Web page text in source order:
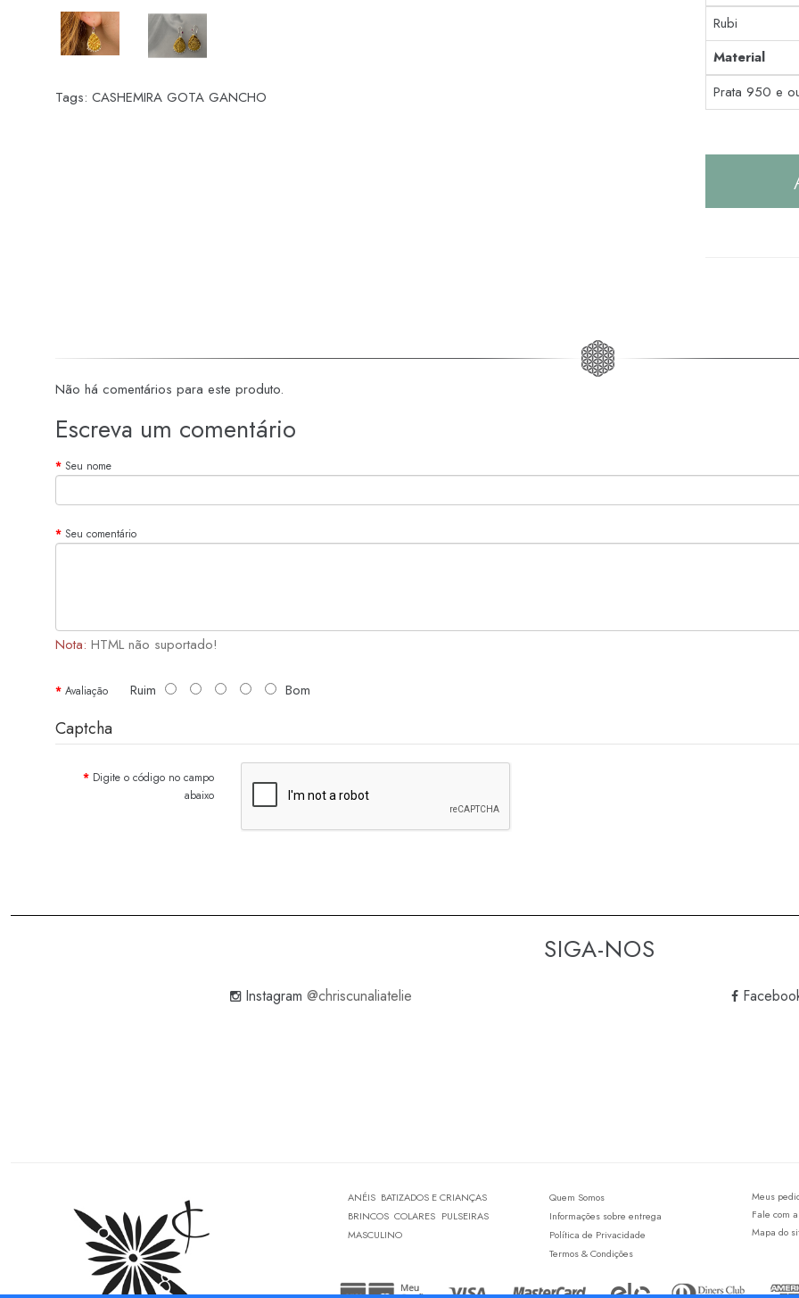
Tags: CASHEMIRA GOTA GANCHO
Rubi
Material
Prata 950 e
Não há comentários para este produto.
Escreva um comentário
Seu nome
Seu comentário
Nota: HTML não suportado!
Avaliação Ruim Bom
Captcha
Digite o código no campo
abaixo
SIGA-NOS
Instagram @chriscunaliatelie
ANÉIS BATIZADOS E CRIANÇAS
BRINCOS COLARES PULSEIRAS
MASCULINO
Quem Somos
Informações sobre entrega
Política de Privacidade
Termos & Condições
Meus
Fale com
Mapa do